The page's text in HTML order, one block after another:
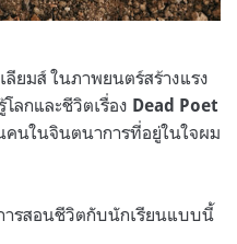
ยมส์ ในภาพยนตร์สร้างแรง
ลกและชีวิตเรื่อง Dead Poet
นในจินตนาการที่อยู่ในใจผม
ารสอนชีวิตกับนักเรียนแบบนี้